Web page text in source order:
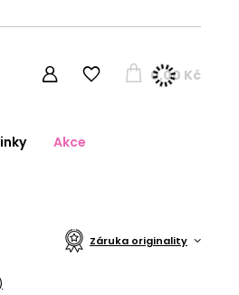
0,00 Kč
Akce
Záruka originality